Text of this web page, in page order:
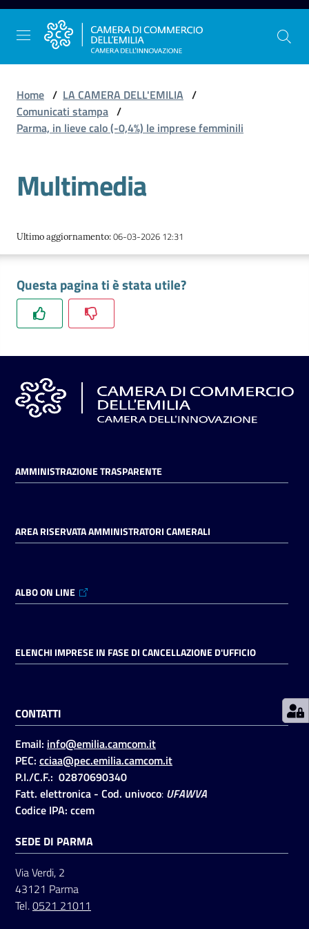
Vai al contenuto
Vai alla navigazione
Vai al footer
dell'Emilia
Gestire
l'impresa
Promuovere
l'impresa
e
Tutelare
il
Consumatore
L'impresa
Prenotazioni
Pagamenti
Accedi
Registrati
Home / LA CAMERA DELL'EMILIA /
Comunicati stampa /
Parma, in lieve calo (-0,4%) le imprese femminili
Multimedia
Ultimo aggiornamento:06-03-2026 12:31
Questa pagina ti è stata utile?
AMMINISTRAZIONE TRASPARENTE
AREA RISERVATA AMMINISTRATORI CAMERALI
ALBO ON LINE
ELENCHI IMPRESE IN FASE DI CANCELLAZIONE D'UFFICIO
CONTATTI
Email: info@emilia.camcom.it
PEC: cciaa@pec.emilia.camcom.it
P.I./C.F.: 02870690340
Fatt. elettronica - Cod. univoco: UFAWVA
Codice IPA: ccem
SEDE DI PARMA
Via Verdi, 2
43121 Parma
Tel.0521 21011